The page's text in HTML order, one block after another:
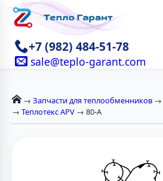
+7 (982) 484-51-78
sale@teplo-garant.com
→ Запчасти для теплообменников →
→ Теплотекс APV → 80-A